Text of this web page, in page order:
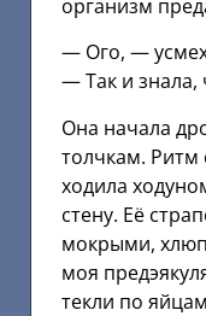
организм
— Ого, —
— Так и знала,
Она начала
толчкам.
ходила
стену. Её
мокрыми,
моя
текли по